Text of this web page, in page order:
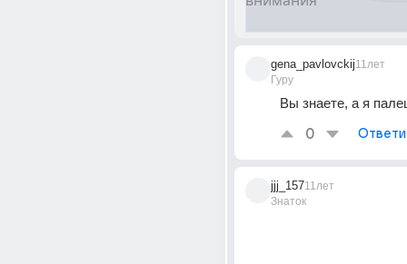
gena_pavlovckij
Гуру
11лет
Вы знаете, а я
0
jjj_157
Знаток
11лет